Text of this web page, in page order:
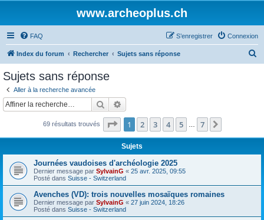
www.archeoplus.ch
FAQ Connexion
S’enregistrer
Index du forum Rechercher Sujets sans réponse
c
Sujets sans réponse
Aller à la recherche avancée
Rechercher
69 résultats trouvés Page 1sur7
1 2 3 4 5 7
Sujets
Journées vaudoises d'archéologie 2025
Dernier message par SylvainG « 25 avr. 2025, 09:55
Posté dans Suisse - Switzerland
Avenches (VD): trois nouvelles mosaïques romaines
Dernier message par SylvainG « 27 juin 2024, 18:26
Posté dans Suisse - Switzerland